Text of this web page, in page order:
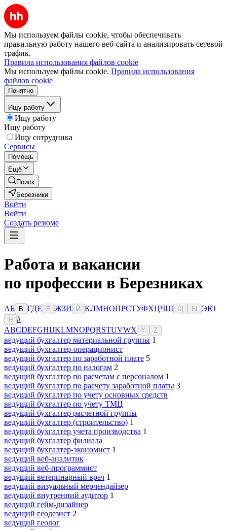
Мы используем файлы cookie, чтобы обеспечивать
правильную работу нашего веб-сайта и анализировать сетевой
трафик.
Правила использования файлов cookie
Мы используем файлы cookie. Правила использования
файлов cookie
Понятно
Ищу работу
Ищу работу
Ищу работу
Ищу сотрудника
Сервисы
Помощь
Ещё
Поиск
Березники
Войти
Войти
Создать резюме
Работа и вакансии
по профессии в Березниках
АБ В ГДЕ Ё ЖЗИ Й КЛМНОПРСТУФХЦЧШ Ы ЭЮ
Я
#
ABCDEFGHIJKLMNOPQRSTUVWX Y Z
ведущий бухгалтер материальной группы 1
ведущий бухгалтер-операционист
ведущий бухгалтер по заработной плате 5
ведущий бухгалтер по налогам 2
ведущий бухгалтер по расчетам с персоналом 1
ведущий бухгалтер по расчету заработной платы 3
ведущий бухгалтер по учету основных средств
ведущий бухгалтер по учету ТМЦ
ведущий бухгалтер расчетной группы
ведущий бухгалтер (строительство) 1
ведущий бухгалтер учета производства 1
ведущий бухгалтер филиала
ведущий бухгалтер-экономист 1
ведущий веб-аналитик
ведущий веб-программист
ведущий ветеринарный врач 1
ведущий визуальный мерчендайзер
ведущий внутренний аудитор 1
ведущий гейм-дизайнер
ведущий геодезист 2
ведущий геолог